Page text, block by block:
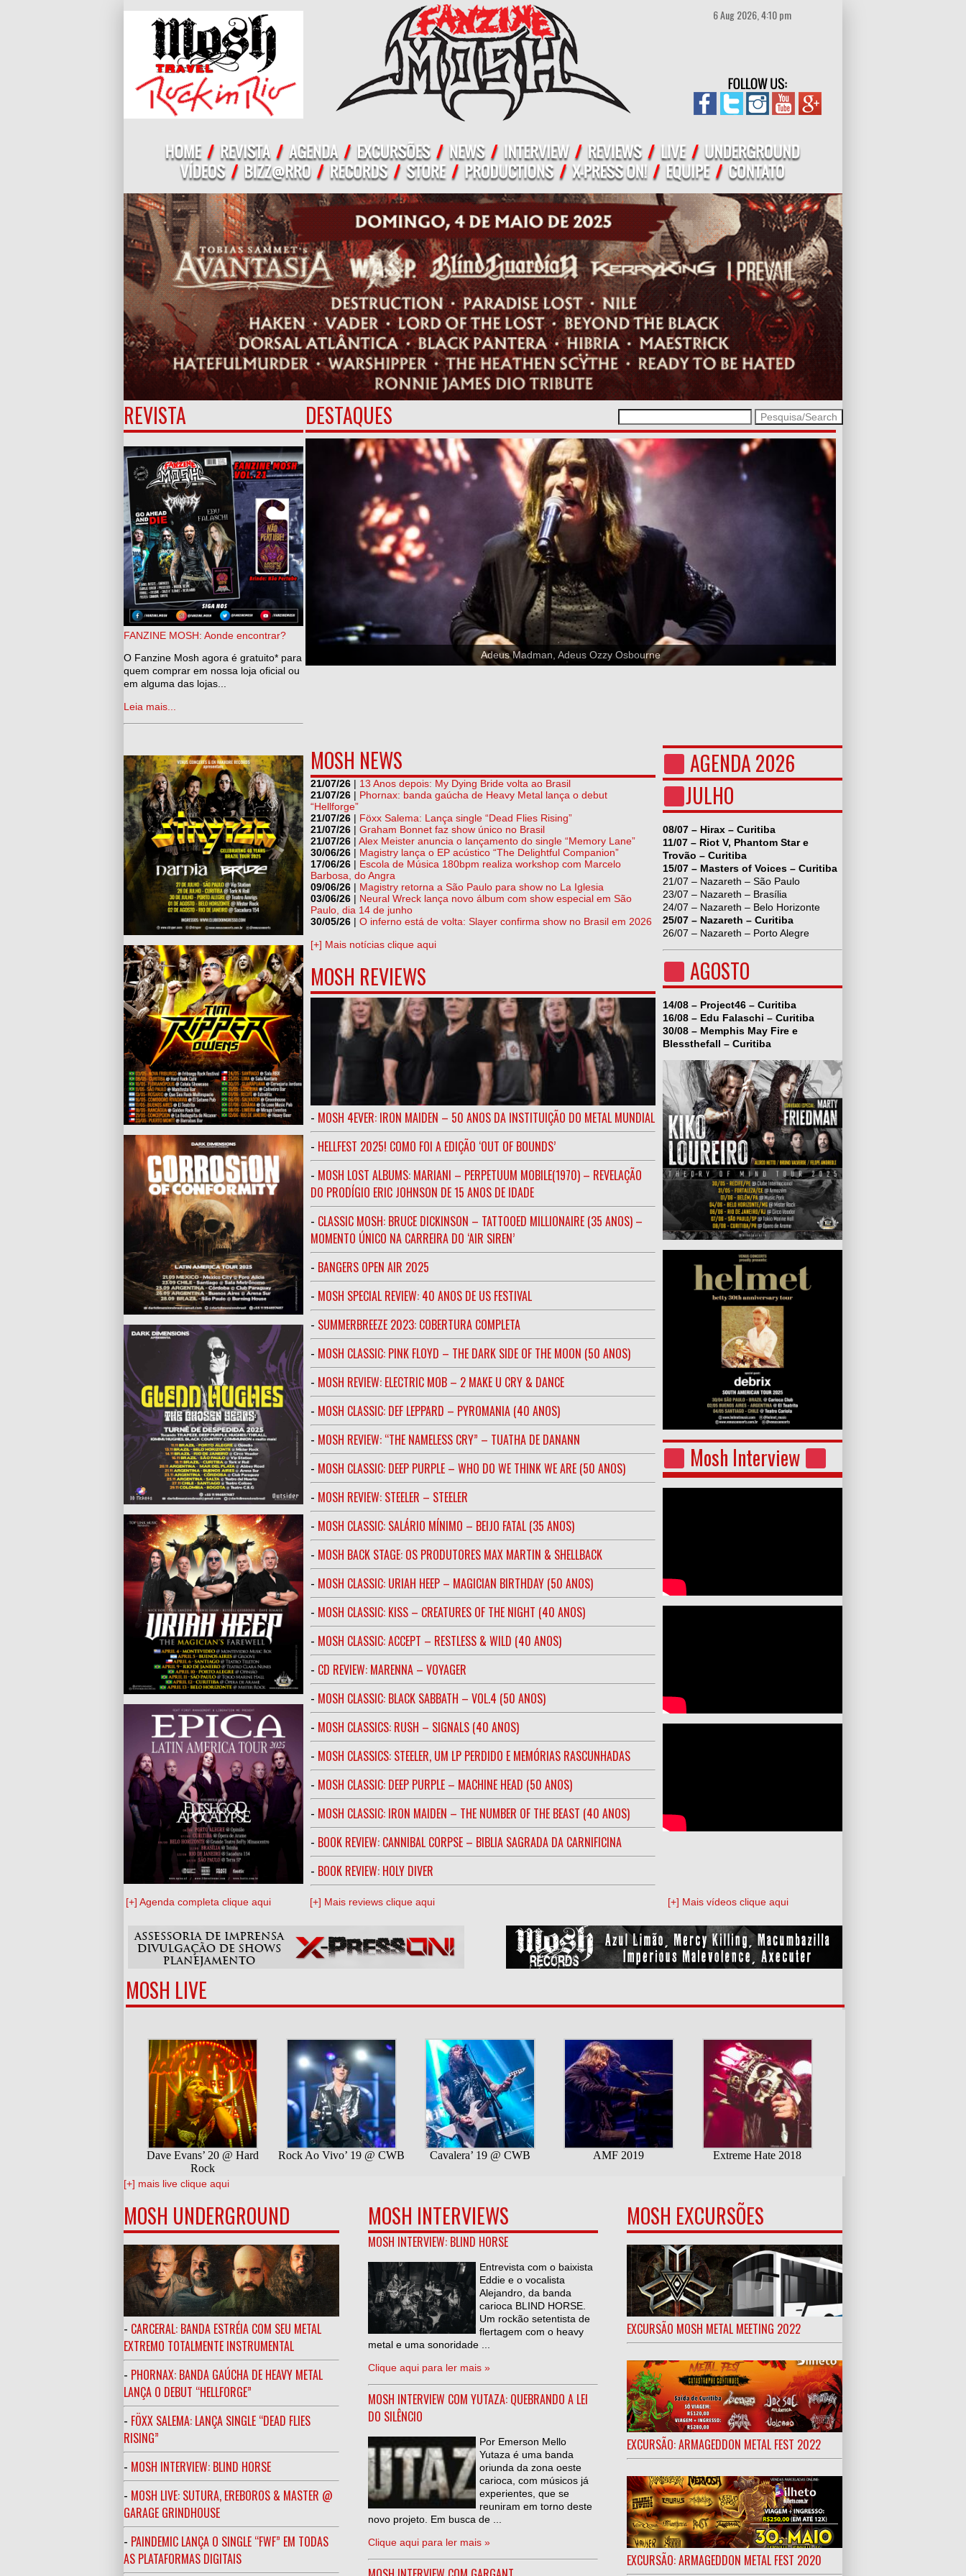
6 Aug 2026, 4:10 pm
REVISTA
FANZINE MOSH: Aonde encontrar?
O Fanzine Mosh agora é gratuito* para
quem comprar em nossa loja oficial ou
em alguma das lojas...
Leia mais...
DESTAQUES
Adeus Ozzy Osbourne Adeus Madman, Adeus Ozzy Osbourne
MOSH NEWS
21/07/26 | 13 Anos depois: My Dying Bride volta ao Brasil
21/07/26 | Phornax: banda gaúcha de Heavy Metal lança o debut
“Hellforge”
21/07/26 | Föxx Salema: Lança single “Dead Flies Rising”
21/07/26 | Graham Bonnet faz show único no Brasil
21/07/26 | Alex Meister anuncia o lançamento do single “Memory Lane”
30/06/26 | Magistry lança o EP acústico “The Delightful Companion”
17/06/26 | Escola de Música 180bpm realiza workshop com Marcelo
Barbosa, do Angra
09/06/26 | Magistry retorna a São Paulo para show no La Iglesia
03/06/26 | Neural Wreck lança novo álbum com show especial em São
Paulo, dia 14 de junho
30/05/26 | O inferno está de volta: Slayer confirma show no Brasil em 2026
[+] Mais notícias clique aqui
MOSH REVIEWS
- MOSH 4EVER: IRON MAIDEN – 50 ANOS DA INSTITUIÇÃO DO METAL MUNDIAL
- HELLFEST 2025! COMO FOI A EDIÇÃO ‘OUT OF BOUNDS’
- MOSH LOST ALBUMS: MARIANI – PERPETUUM MOBILE(1970) – REVELAÇÃO
DO PRODÍGIO ERIC JOHNSON DE 15 ANOS DE IDADE
- CLASSIC MOSH: BRUCE DICKINSON – TATTOOED MILLIONAIRE (35 ANOS) –
MOMENTO ÚNICO NA CARREIRA DO ‘AIR SIREN’
- BANGERS OPEN AIR 2025
- MOSH SPECIAL REVIEW: 40 ANOS DE US FESTIVAL
- SUMMERBREEZE 2023: COBERTURA COMPLETA
- MOSH CLASSIC: PINK FLOYD – THE DARK SIDE OF THE MOON (50 ANOS)
- MOSH REVIEW: ELECTRIC MOB – 2 MAKE U CRY & DANCE
- MOSH CLASSIC: DEF LEPPARD – PYROMANIA (40 ANOS)
- MOSH REVIEW: “THE NAMELESS CRY” – TUATHA DE DANANN
- MOSH CLASSIC: DEEP PURPLE – WHO DO WE THINK WE ARE (50 ANOS)
- MOSH REVIEW: STEELER – STEELER
- MOSH CLASSIC: SALÁRIO MÍNIMO – BEIJO FATAL (35 ANOS)
- MOSH BACK STAGE: OS PRODUTORES MAX MARTIN & SHELLBACK
- MOSH CLASSIC: URIAH HEEP – MAGICIAN BIRTHDAY (50 ANOS)
- MOSH CLASSIC: KISS – CREATURES OF THE NIGHT (40 ANOS)
- MOSH CLASSIC: ACCEPT – RESTLESS & WILD (40 ANOS)
- CD REVIEW: MARENNA – VOYAGER
- MOSH CLASSIC: BLACK SABBATH – VOL.4 (50 ANOS)
- MOSH CLASSICS: RUSH – SIGNALS (40 ANOS)
- MOSH CLASSICS: STEELER, UM LP PERDIDO E MEMÓRIAS RASCUNHADAS
- MOSH CLASSIC: DEEP PURPLE – MACHINE HEAD (50 ANOS)
- MOSH CLASSIC: IRON MAIDEN – THE NUMBER OF THE BEAST (40 ANOS)
- BOOK REVIEW: CANNIBAL CORPSE – BIBLIA SAGRADA DA CARNIFICINA
- BOOK REVIEW: HOLY DIVER
AGENDA 2026
JULHO
08/07 – Hirax – Curitiba
11/07 – Riot V, Phantom Star e
Trovão – Curitiba
15/07 – Masters of Voices – Curitiba
21/07 – Nazareth – São Paulo
23/07 – Nazareth – Brasília
24/07 – Nazareth – Belo Horizonte
25/07 – Nazareth – Curitiba
26/07 – Nazareth – Porto Alegre
AGOSTO
14/08 – Project46 – Curitiba
16/08 – Edu Falaschi – Curitiba
30/08 – Memphis May Fire e
Blessthefall – Curitiba
Mosh Interview
[+] Agenda completa clique aqui [+] Mais reviews clique aqui [+] Mais vídeos clique aqui
MOSH LIVE
[+] mais live clique aqui
MOSH UNDERGROUND
- CARCERAL: BANDA ESTRÉIA COM SEU METAL
EXTREMO TOTALMENTE INSTRUMENTAL
- PHORNAX: BANDA GAÚCHA DE HEAVY METAL
LANÇA O DEBUT “HELLFORGE”
- FÖXX SALEMA: LANÇA SINGLE “DEAD FLIES
RISING”
- MOSH INTERVIEW: BLIND HORSE
- MOSH LIVE: SUTURA, EREBOROS & MASTER @
GARAGE GRINDHOUSE
- PAINDEMIC LANÇA O SINGLE “FWF” EM TODAS
AS PLATAFORMAS DIGITAIS
MOSH INTERVIEWS
MOSH INTERVIEW: BLIND HORSE
Entrevista com o baixista
Eddie e o vocalista
Alejandro, da banda
carioca BLIND HORSE.
Um rockão setentista de
flertagem com o heavy
metal e uma sonoridade ...
Clique aqui para ler mais »
MOSH INTERVIEW COM YUTAZA: QUEBRANDO A LEI
DO SILÊNCIO
Por Emerson Mello
Yutaza é uma banda
oriunda da zona oeste
carioca, com músicos já
experientes, que se
reuniram em torno deste
novo projeto. Em busca de ...
Clique aqui para ler mais »
MOSH EXCURSÕES
EXCURSÃO MOSH METAL MEETING 2022
EXCURSÃO: ARMAGEDDON METAL FEST 2022
EXCURSÃO: ARMAGEDDON METAL FEST 2020